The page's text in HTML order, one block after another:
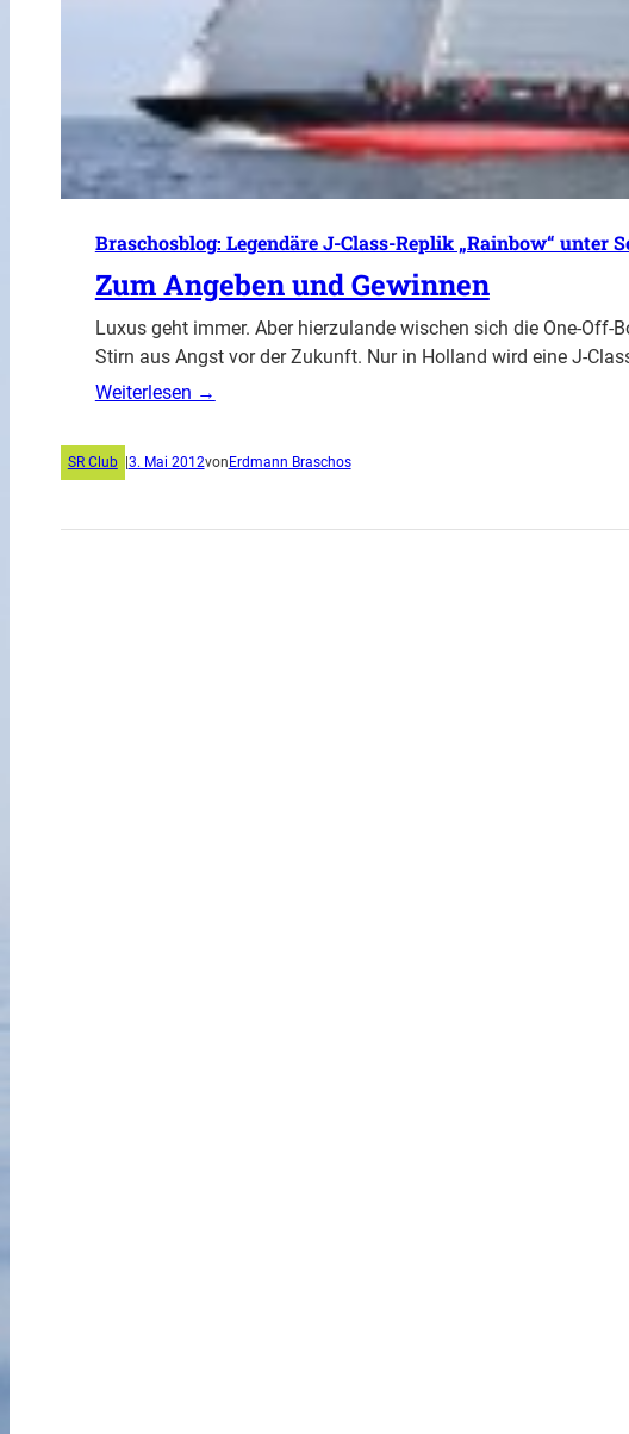
Braschosblog: Legendäre J-Class-Replik „Rainbow“ unter
Zum Angeben und Gewinnen
Luxus geht immer. Aber hierzulande wischen sich die One-Off-
Stirn aus Angst vor der Zukunft. Nur in Holland wird eine J-
Weiterlesen →
SR Club 3. Mai 2012von Erdmann Braschos